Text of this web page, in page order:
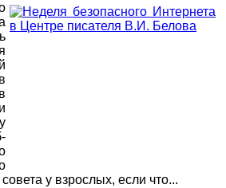
у взрослых, если что...